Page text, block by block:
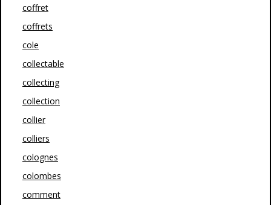
coffret
coffrets
cole
collectable
collecting
collection
collier
colliers
colognes
colombes
comment